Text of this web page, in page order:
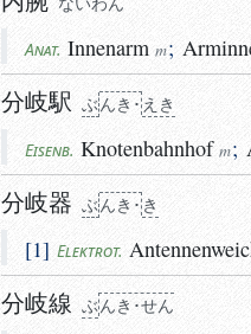
Anat. Innenarm m;
分岐駅 ぶんき･えき
Eisenb. Knotenbahnhofm;
分岐器 ぶんき･き
1 Elektrot.
分岐線 ぶんき･せん